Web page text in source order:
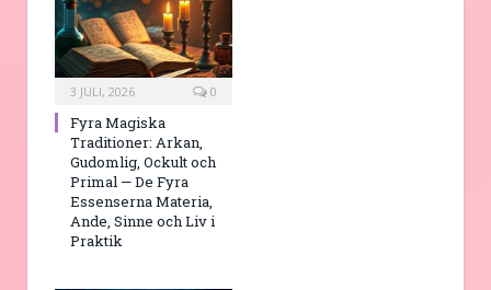
3 JULI, 2026 0
Fyra Magiska
Traditioner: Arkan,
Gudomlig, Ockult och
Primal — De Fyra
Essenserna Materia,
Ande, Sinne och Liv i
Praktik